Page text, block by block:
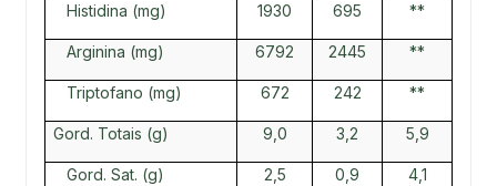
Histidina (mg) 1930 695 **
Arginina (mg) 6792 2445 **
Triptofano (mg) 672 242 **
Gord. Totais (g) 9,0 3,2 5,9
Gord. Sat. (g) 2,5 0,9 4,1